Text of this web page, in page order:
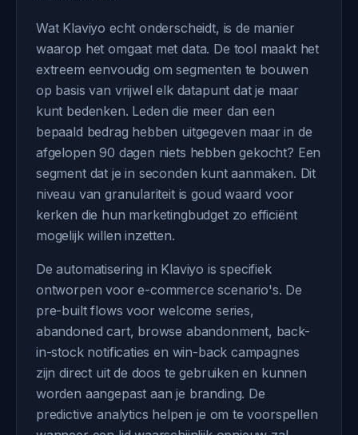
Wat Klaviyo echt onderscheidt, is de manier
waarop het omgaat met data. De tool maakt het
extreem eenvoudig om segmenten te bouwen
op basis van vrijwel elk datapunt dat je maar
kunt bedenken. Leden die meer dan een
bepaald bedrag hebben uitgegeven maar in de
afgelopen 90 dagen niets hebben gekocht? Een
segment dat je in seconden kunt aanmaken. Dit
niveau van granulariteit is goud waard voor
kerken die hun marketingbudget zo efficiënt
mogelijk willen inzetten.
De automatisering in Klaviyo is specifiek
ontworpen voor e-commerce scenario's. De
pre-built flows voor welcome series,
abandoned cart, browse abandonment, back-
in-stock notificaties en win-back campagnes
zijn direct uit de doos te gebruiken en kunnen
worden aangepast aan je branding. De
predictive analytics helpen je om te voorspellen